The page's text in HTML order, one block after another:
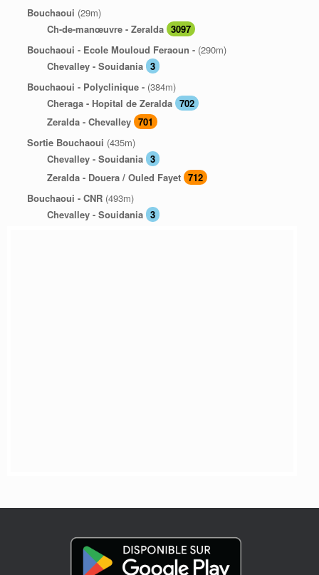
Bouchaoui (29m)
Ch-de-manœuvre - Zeralda 3097
Bouchaoui - Ecole Mouloud Feraoun - (290m)
Chevalley - Souidania 3
Bouchaoui - Polyclinique - (384m)
Cheraga - Hopital de Zeralda 702
Zeralda - Chevalley 701
Sortie Bouchaoui (435m)
Chevalley - Souidania 3
Zeralda - Douera / Ouled Fayet 712
Bouchaoui - CNR (493m)
Chevalley - Souidania 3